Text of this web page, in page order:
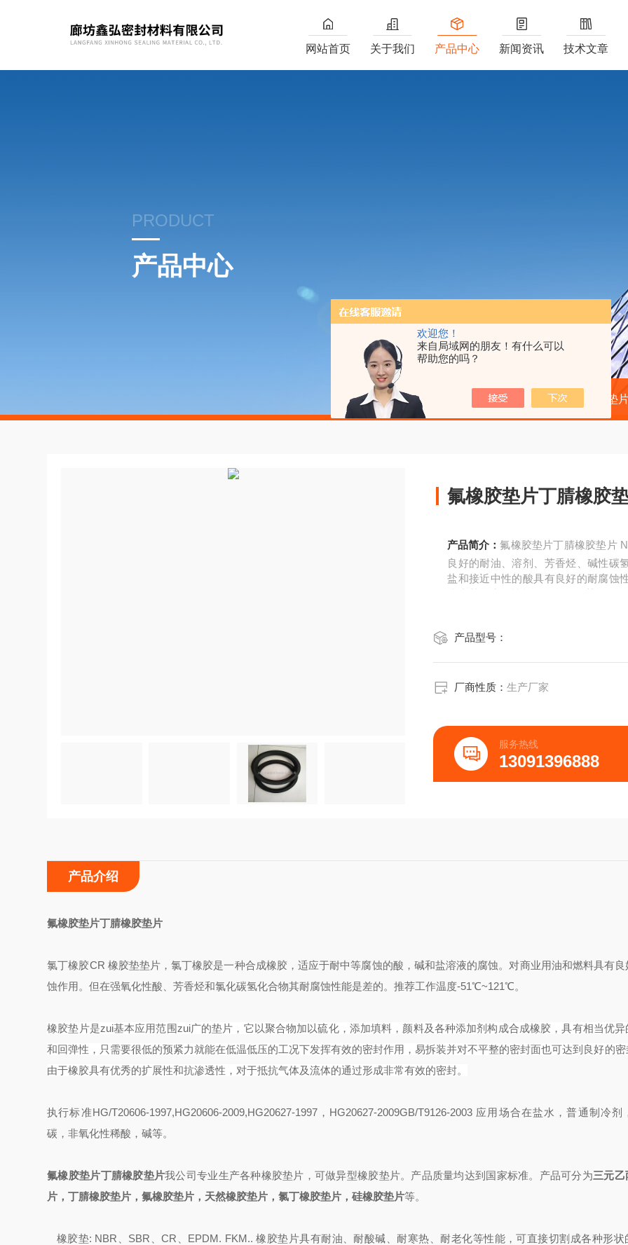
欢迎您！
来自局域网的朋友！有什么可以
帮助您的吗？
网站首页 关于我们 产品中心 新闻资讯 技术文章
PRODUCT
产品中心
首页 产品中心 橡胶垫
氟橡胶垫片丁腈橡胶
产品简介：氟橡胶垫片丁腈橡胶垫片
良好的耐油、溶剂、芳香烃、碱性碳
盐和接近中性的酸具有良好的耐腐蚀
产品型号：
厂商性质：生产厂家
服务热线
13091396888
产品介绍
氟橡胶垫片丁腈橡胶垫片
氯丁橡胶CR 橡胶垫垫片，氯丁橡胶是一种合成橡胶，适应于耐中等腐蚀的酸，碱和盐溶液的腐蚀。对商业用油和燃料具有
蚀作用。但在强氧化性酸、芳香烃和氯化碳氢化合物其耐腐蚀性能是差的。推荐工作温度-51℃~121℃。
橡胶垫片是zui基本应用范围zui广的垫片，它以聚合物加以硫化，添加填料，颜料及各种添加剂构成合成橡胶，具有相当优异
和回弹性，只需要很低的预紧力就能在低温低压的工况下发挥有效的密封作用，易拆装并对不平整的密封面也可达到良好的密
由于橡胶具有优秀的扩展性和抗渗透性，对于抵抗气体及流体的通过形成非常有效的密封。
执行标准HG/T20606-1997,HG20606-2009,HG20627-1997，HG20627-2009GB/T9126-2003 应用场合在盐水，普通制冷剂
碳，非氧化性稀酸，碱等。
氟橡胶垫片丁腈橡胶垫片我公司专业生产各种橡胶垫片，可做异型橡胶垫片。产品质量均达到 国家标准。 产品可分为三元乙
片，丁腈橡胶垫片，氟橡胶垫片，天然橡胶垫片，氯丁橡胶垫片，硅橡胶垫片等。
橡胶垫: NBR、SBR、CR、EPDM. FKM.. 橡胶垫片具有耐油、耐酸碱、耐寒热、耐老化等性能，可直接切割成各种形状